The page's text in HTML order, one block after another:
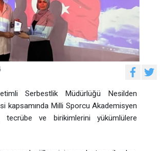
Serbestlik Müdürlüğü Nesilden
kapsamında Milli Sporcu Akademisyen
tecrübe ve birikimlerini yükümlülere